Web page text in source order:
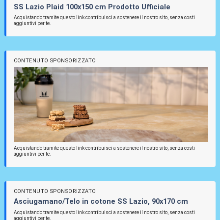
SS Lazio Plaid 100x150 cm Prodotto Ufficiale
Acquistando tramite questo link contribuisci a sostenere il nostro sito, senza costi
aggiuntivi per te.
CONTENUTO SPONSORIZZATO
Acquistando tramite questo link contribuisci a sostenere il nostro sito, senza costi
aggiuntivi per te.
CONTENUTO SPONSORIZZATO
Asciugamano/Telo in cotone SS Lazio, 90x170 cm
Acquistando tramite questo link contribuisci a sostenere il nostro sito, senza costi
aggiuntivi per te.